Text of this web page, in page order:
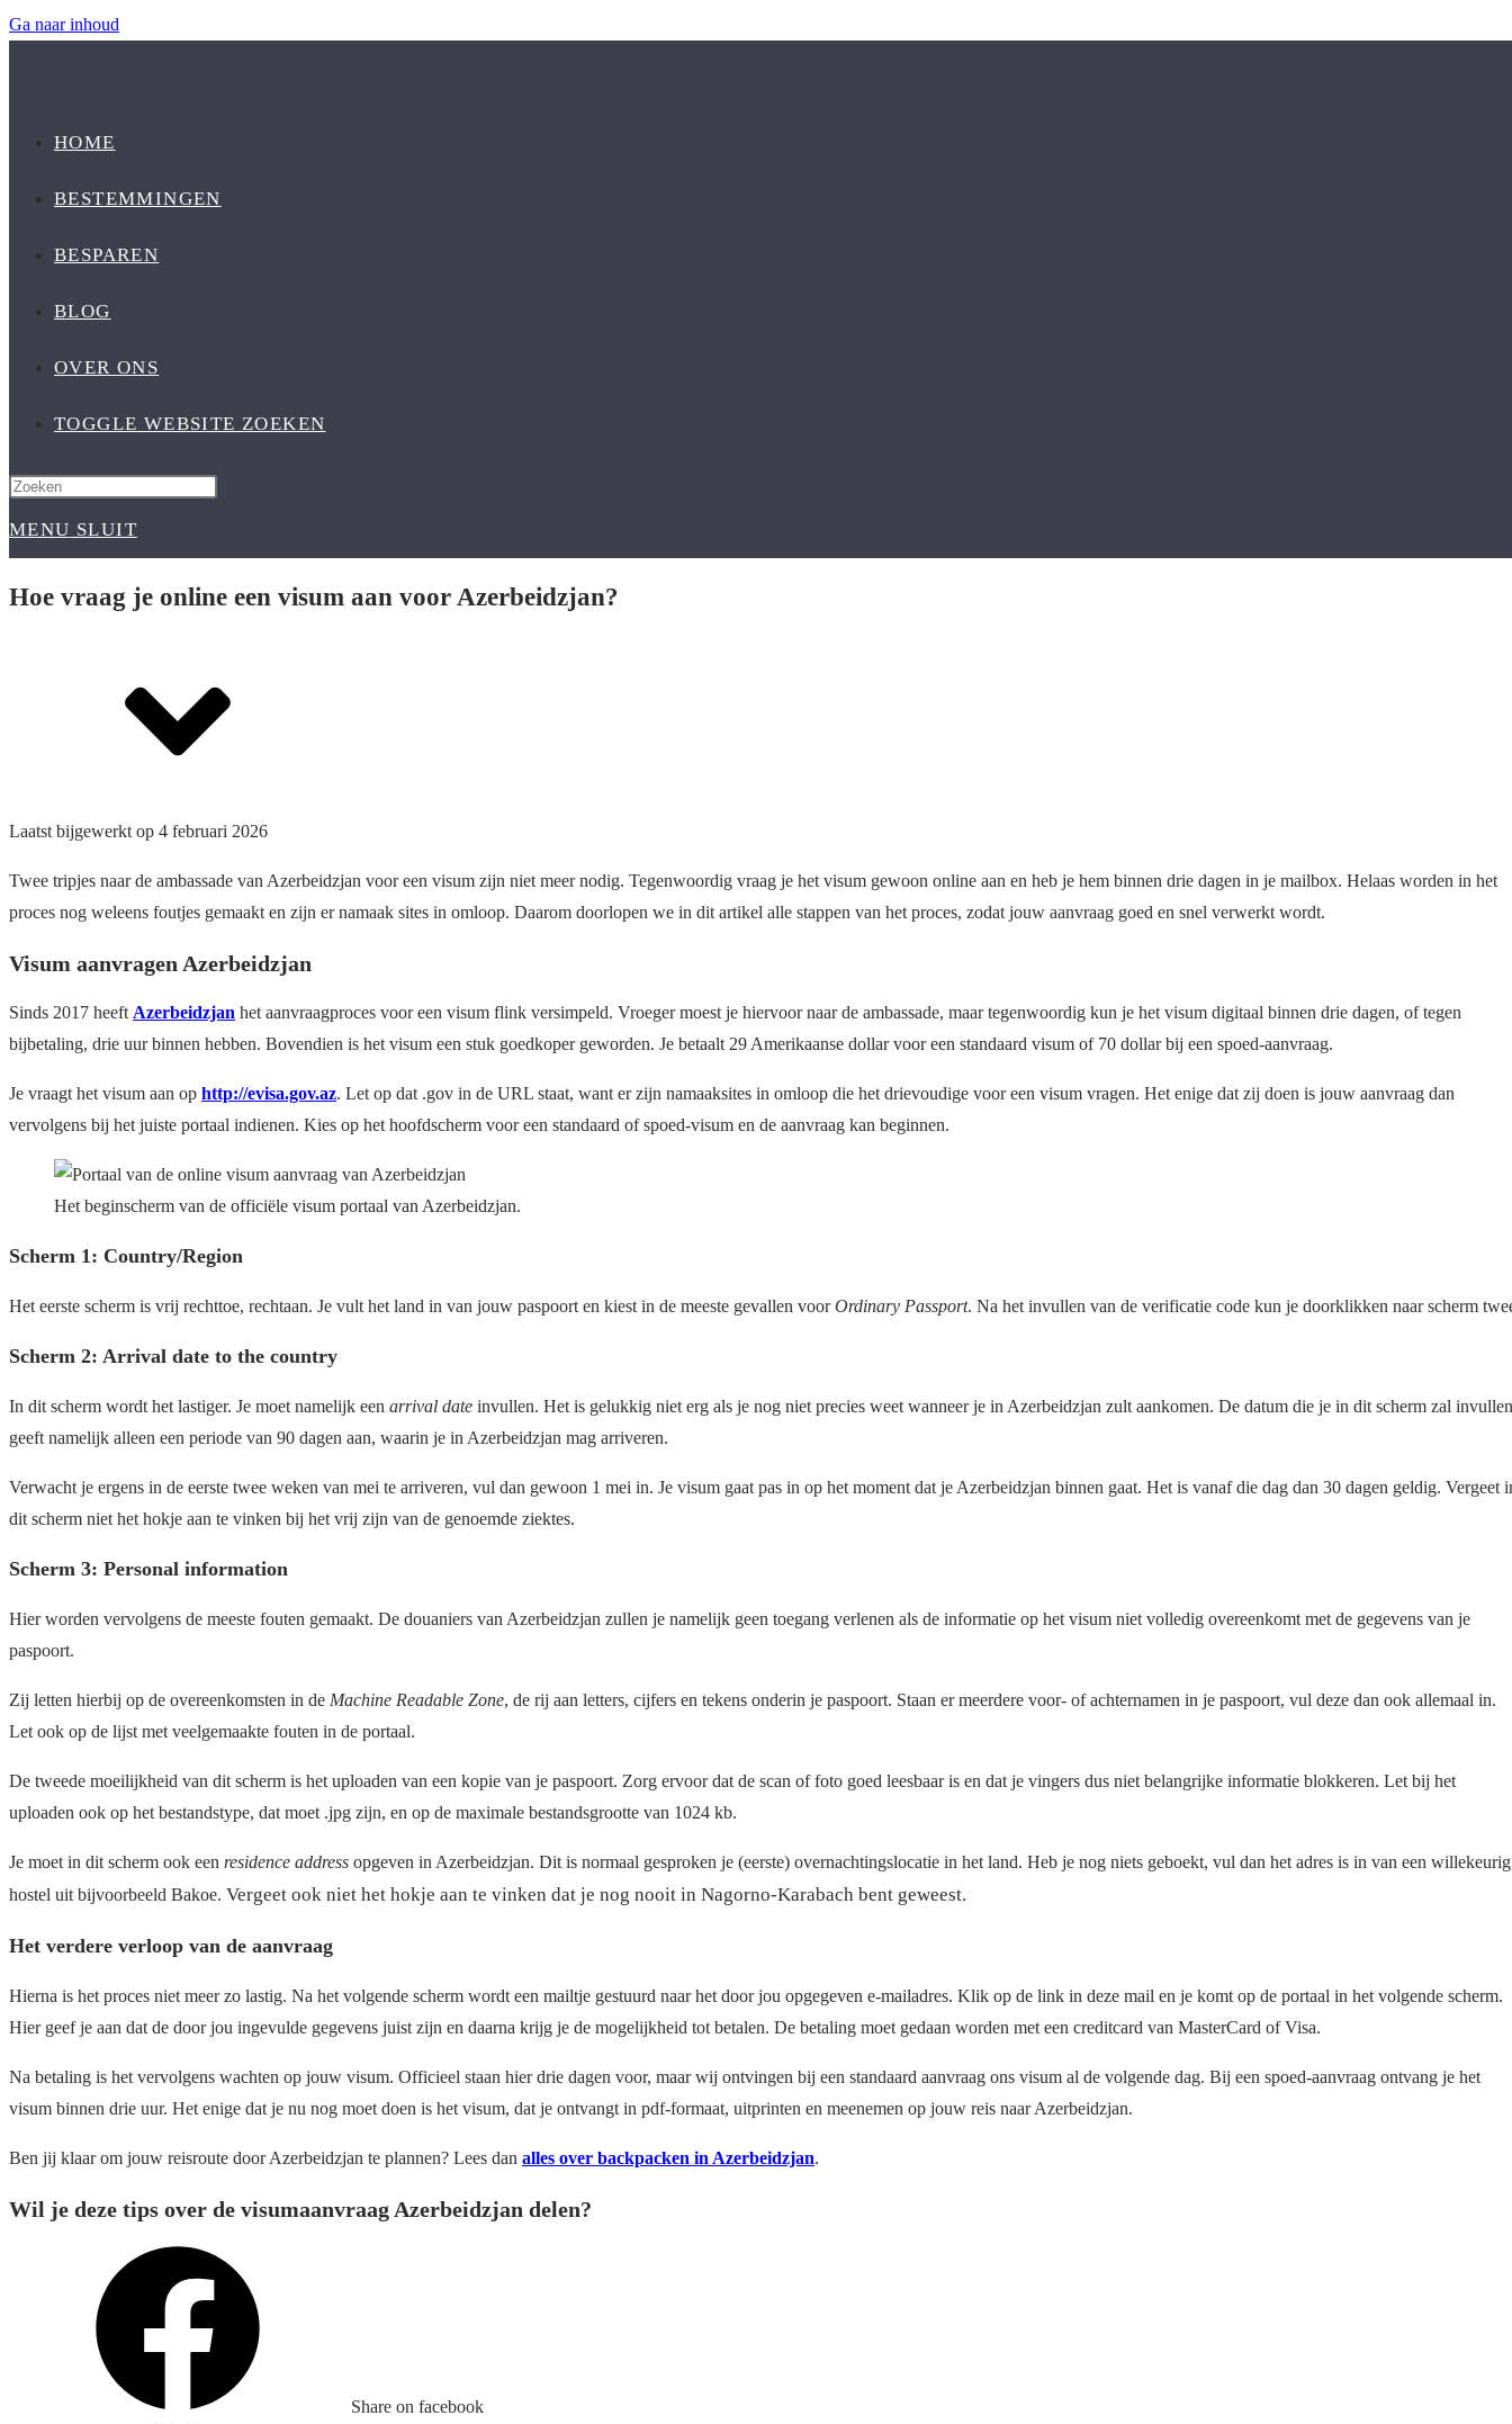
Ga naar inhoud
HOME
BESTEMMINGEN
BESPAREN
BLOG
OVER ONS
TOGGLE WEBSITE ZOEKEN
MENU SLUIT
Hoe vraag je online een visum aan voor Azerbeidzjan?
Laatst bijgewerkt op 4 februari 2026
Twee tripjes naar de ambassade van Azerbeidzjan voor een visum zijn niet meer nodig. Tegenwoordig vraag je het visum gewoon online aan en heb je hem binnen drie dagen in je mailbox. Helaas worden in het
proces nog weleens foutjes gemaakt en zijn er namaak sites in omloop. Daarom doorlopen we in dit artikel alle stappen van het proces, zodat jouw aanvraag goed en snel verwerkt wordt.
Visum aanvragen Azerbeidzjan
Sinds 2017 heeft Azerbeidzjan het aanvraagproces voor een visum flink versimpeld. Vroeger moest je hiervoor naar de ambassade, maar tegenwoordig kun je het visum digitaal binnen drie dagen, of tegen
bijbetaling, drie uur binnen hebben. Bovendien is het visum een stuk goedkoper geworden. Je betaalt 29 Amerikaanse dollar voor een standaard visum of 70 dollar bij een spoed-aanvraag.
Je vraagt het visum aan op http://evisa.gov.az. Let op dat .gov in de URL staat, want er zijn namaaksites in omloop die het drievoudige voor een visum vragen. Het enige dat zij doen is jouw aanvraag dan
vervolgens bij het juiste portaal indienen. Kies op het hoofdscherm voor een standaard of spoed-visum en de aanvraag kan beginnen.
Het beginscherm van de officiële visum portaal van Azerbeidzjan.
Scherm 1: Country/Region
Het eerste scherm is vrij rechttoe, rechtaan. Je vult het land in van jouw paspoort en kiest in de meeste gevallen voorOrdinary Passport. Na het invullen van de verificatie code kun je doorklikken naar scherm
Scherm 2: Arrival date to the country
In dit scherm wordt het lastiger. Je moet namelijk een arrival date invullen. Het is gelukkig niet erg als je nog niet precies weet wanneer je in Azerbeidzjan zult aankomen. De datum die je in dit scherm zal invullen
geeft namelijk alleen een periode van 90 dagen aan, waarin je in Azerbeidzjan mag arriveren.
Verwacht je ergens in de eerste twee weken van mei te arriveren, vul dan gewoon 1 mei in. Je visum gaat pas in op het moment dat je Azerbeidzjan binnen gaat. Het is vanaf die dag dan 30 dagen geldig. Vergeet
dit scherm niet het hokje aan te vinken bij het vrij zijn van de genoemde ziektes.
Scherm 3: Personal information
Hier worden vervolgens de meeste fouten gemaakt. De douaniers van Azerbeidzjan zullen je namelijk geen toegang verlenen als de informatie op het visum niet volledig overeenkomt met de gegevens van je
paspoort.
Zij letten hierbij op de overeenkomsten in de Machine Readable Zone, de rij aan letters, cijfers en tekens onderin je paspoort. Staan er meerdere voor- of achternamen in je paspoort, vul deze dan ook allemaal in.
Let ook op de lijst met veelgemaakte fouten in de portaal.
De tweede moeilijkheid van dit scherm is het uploaden van een kopie van je paspoort. Zorg ervoor dat de scan of foto goed leesbaar is en dat je vingers dus niet belangrijke informatie blokkeren. Let bij het
uploaden ook op het bestandstype, dat moet .jpg zijn, en op de maximale bestandsgrootte van 1024 kb.
Je moet in dit scherm ook een residence address opgeven in Azerbeidzjan. Dit is normaal gesproken je (eerste) overnachtingslocatie in het land. Heb je nog niets geboekt, vul dan het adres is in van een willekeurig
hostel uit bijvoorbeeld Bakoe. Vergeet ook niet het hokje aan te vinken dat je nog nooit in Nagorno-Karabach bent geweest.
Het verdere verloop van de aanvraag
Hierna is het proces niet meer zo lastig. Na het volgende scherm wordt een mailtje gestuurd naar het door jou opgegeven e-mailadres. Klik op de link in deze mail en je komt op de portaal in het volgende scherm.
Hier geef je aan dat de door jou ingevulde gegevens juist zijn en daarna krijg je de mogelijkheid tot betalen. De betaling moet gedaan worden met een creditcard van MasterCard of Visa.
Na betaling is het vervolgens wachten op jouw visum. Officieel staan hier drie dagen voor, maar wij ontvingen bij een standaard aanvraag ons visum al de volgende dag. Bij een spoed-aanvraag ontvang je het
visum binnen drie uur. Het enige dat je nu nog moet doen is het visum, dat je ontvangt in pdf-formaat, uitprinten en meenemen op jouw reis naar Azerbeidzjan.
Ben jij klaar om jouw reisroute door Azerbeidzjan te plannen? Lees dan alles over backpacken in Azerbeidzjan.
Wil je deze tips over de visumaanvraag Azerbeidzjan delen?
Share on facebook